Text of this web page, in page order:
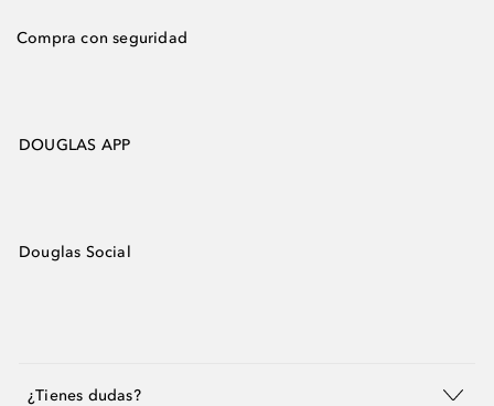
Compra con seguridad
DOUGLAS APP
Douglas Social
¿Tienes dudas?